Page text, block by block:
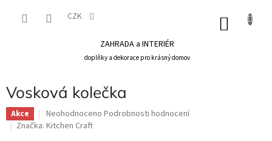
CZK
ZAHRADA a INTERIÉR
doplňky a dekorace pro krásný domov
Vosková kolečka
Akce
Průměrné
hodnocení
Neohodnoceno Podrobnosti hodnocení
Značka: Kitchen Craft